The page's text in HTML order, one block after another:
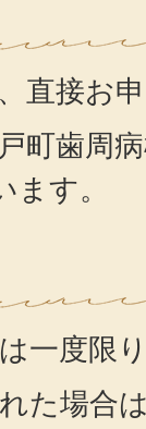
直接お
町歯周
す。
一度限
た場合